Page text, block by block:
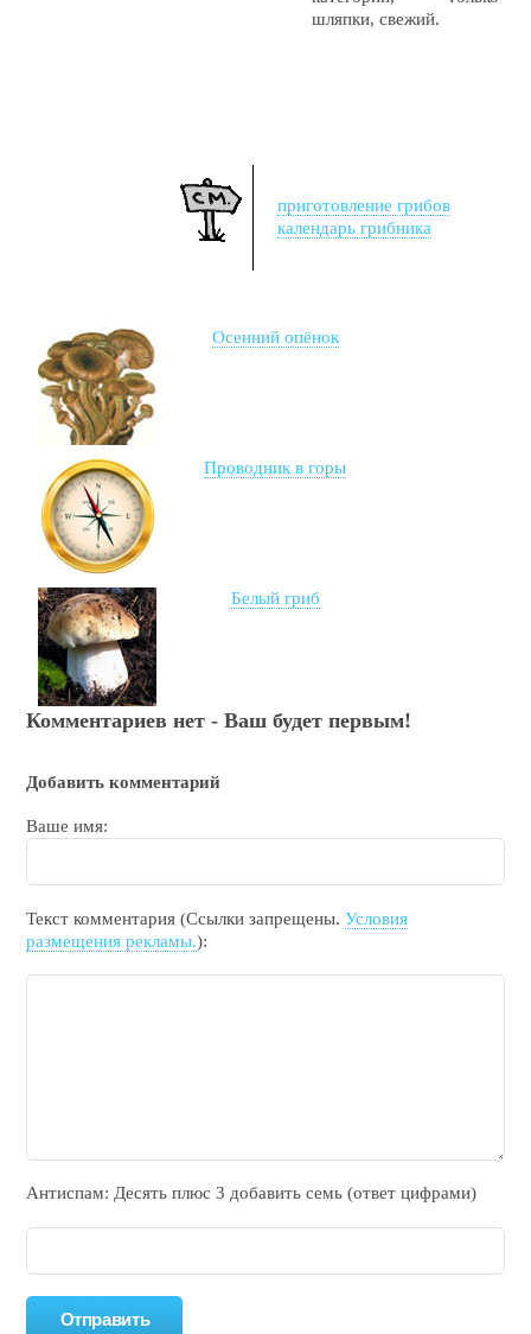
шляпки, свежий.
приготовление грибов
календарь грибника
Осенний опёнок
Проводник в горы
Белый гриб
Комментариев нет - Ваш будет первым!
Добавить комментарий
Ваше имя:
Текст комментария (Ссылки запрещены.Условия
размещения рекламы.):
Антиспам: Дecять плюc 3 добавить ceмь (ответ цифрами)